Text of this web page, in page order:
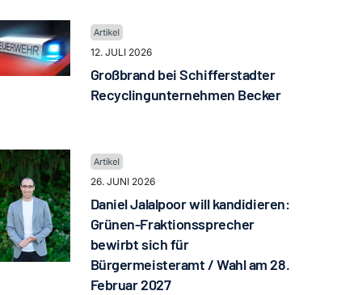
12. JULI 2026
Großbrand bei Schifferstadter
Recyclingunternehmen Becker
26. JUNI 2026
Daniel Jalalpoor will kandidieren:
Grünen-Fraktionssprecher
bewirbt sich für
Bürgermeisteramt / Wahl am 28.
Februar 2027